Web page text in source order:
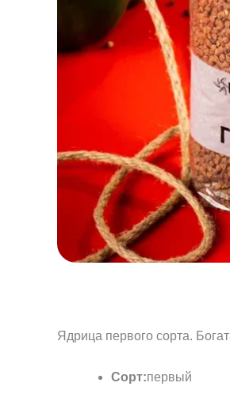
Ядрица первого сорта.
Сорт:первый